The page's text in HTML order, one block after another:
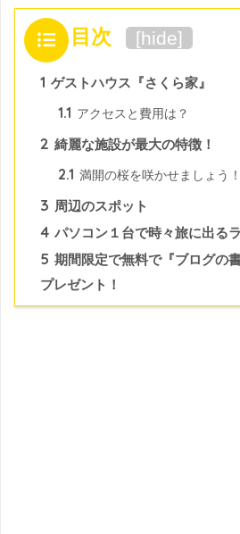
目次 [hide]
1 ゲストハウス『さくら家』
1.1 アクセスと費用は？
2 綺麗な施設が最大の特徴！
2.1 満開の桜を咲かせましょう！
3 周辺のスポット
4 パソコン１台で時々旅に出る
5 期間限定で無料で『ブログの
プレゼント！